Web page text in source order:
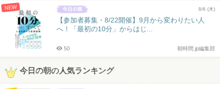
NEW 8/6 (木)
【参加者募集・8/22開催】9月から変わりたい人
へ！「最初の10分」からはじ...
朝時間.jp編集部
50
今日の朝の人気ランキング